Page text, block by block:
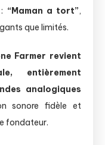
“Maman a tort”,
que limités.
Farmer revient
entièrement
analogiques
sonore fidèle et
fondateur.